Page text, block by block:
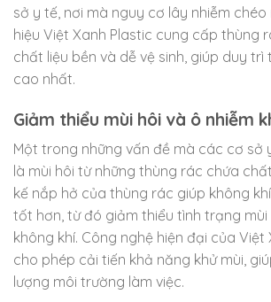
sở y tế, nơi mà nguy cơ lây nhiễm
hiệu Việt Xanh Plastic cung cấp thùng
chất liệu bền và dễ vệ sinh, giúp duy trì
cao nhất.
Giảm thiểu mùi hôi và ô nhiễm
Một trong những vấn đề mà các cơ sở
là mùi hôi từ những thùng rác chứa
kế nắp hở của thùng rác giúp không
tốt hơn, từ đó giảm thiểu tình trạng mùi
không khí. Công nghệ hiện đại của Việt
cho phép cải tiến khả năng khử mùi,
lượng môi trường làm việc.